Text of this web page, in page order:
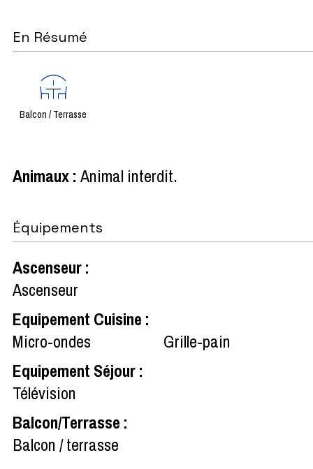
En Résumé
Balcon / Terrasse
Animaux: Animal interdit
Équipements
Ascenseur:
Ascenseur
Equipement Cuisine :
Micro-ondes
Grille-pain
Equipement Séjour:
Télévision
Balcon/Terrasse :
Balcon / terrasse